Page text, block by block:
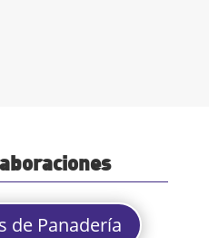
de Panadería